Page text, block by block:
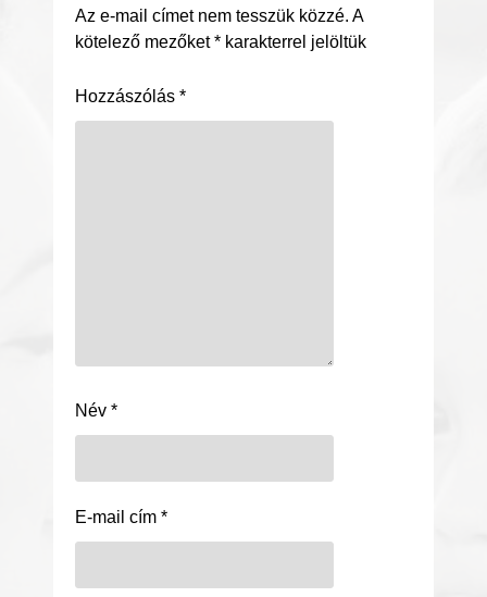
Az e-mail címet nem tesszük közzé. A
kötelező mezőket* karakterrel jelöltük
Hozzászólás *
Név *
E-mail cím *